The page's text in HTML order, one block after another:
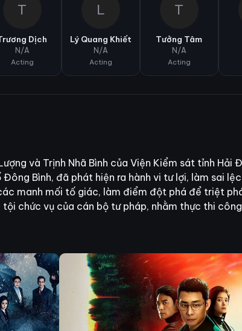
T
Dịch
N/A
Acting
L
Lý Quang Khiết
N/A
Acting
T
Tưởng Tâm
N/A
Acting
và Trịnh Nhã Bình của Viện Kiểm sát tỉnh Hải
Bình, đã phát hiện ra hành vi tư lợi, làm sai
manh mối tố giác, làm điểm đột phá để triệt
chức vụ của cán bộ tư pháp, nhằm thực thi